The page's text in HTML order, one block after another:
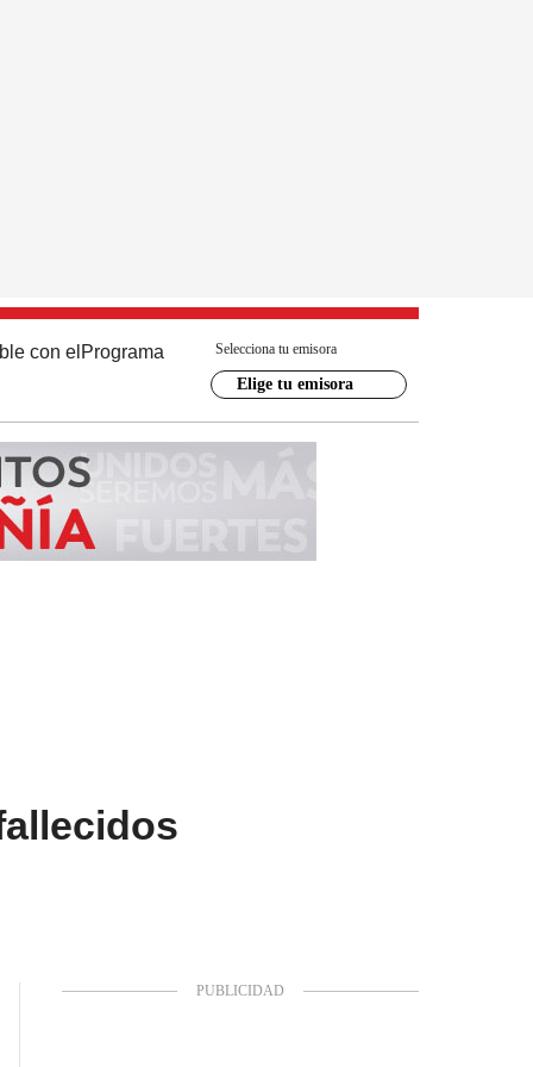
con el Programa Selecciona tu emisora
Elige tu emisora